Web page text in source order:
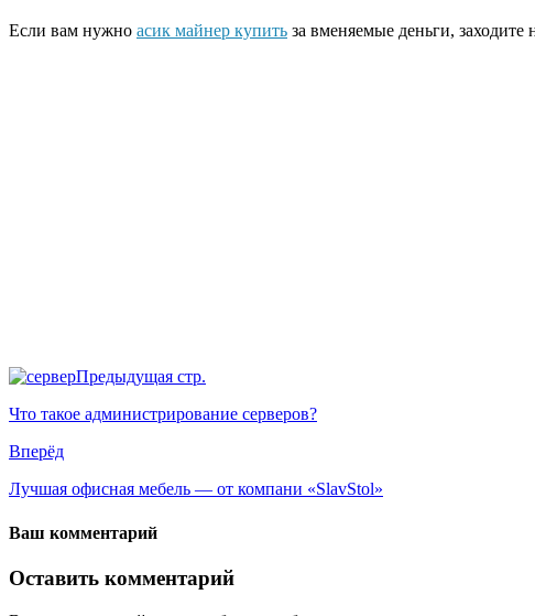
Если вам нужно асик майнер купить за вменяемые деньги, заходите
Предыдущая стр.
Что такое администрирование серверов?
Вперёд
Лучшая офисная мебель — от компани «SlavStol»
Ваш комментарий
Оставить комментарий